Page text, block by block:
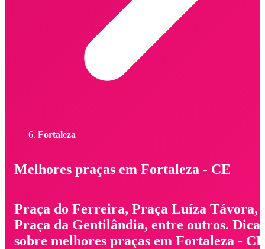
Fortaleza
Melhores praças em Fortaleza - CE
Praça do Ferreira, Praça Luíza Távora,
Praça da Gentilândia, entre outros. Dicas
sobre melhores praças em Fortaleza -